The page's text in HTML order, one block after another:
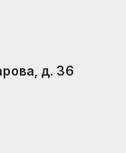
д. 36